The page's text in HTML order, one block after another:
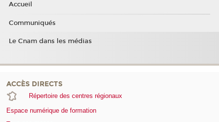
Accueil
Communiqués
Le Cnam dans les médias
ACCÈS DIRECTS
Répertoire des centres régionaux
Espace numérique de formation